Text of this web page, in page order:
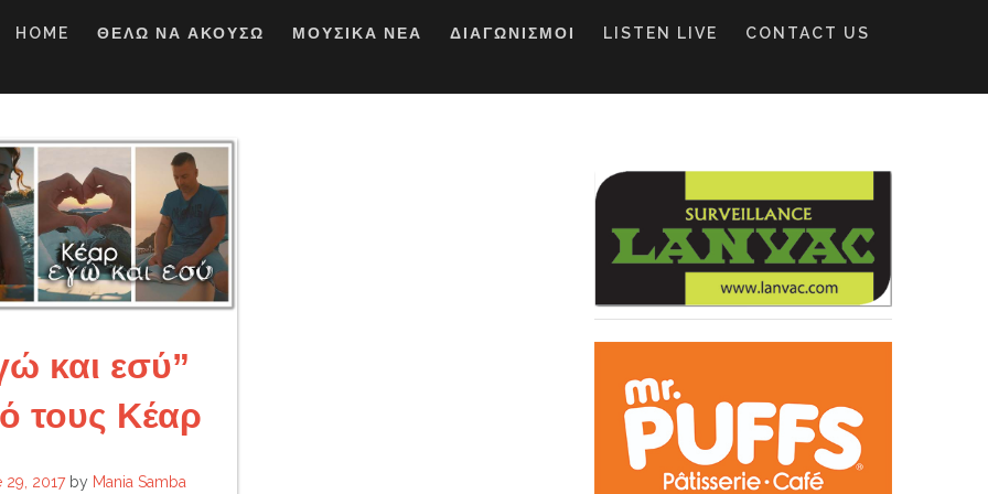
HOME ΘΕΛΩ ΝΑ ΑΚΟΥΣΩ ΜΟΥΣΙΚΑ ΝΕΑ ΔΙΑΓΩΝΙΣΜΟΙ LISTEN LIVE CONTACT US
και εσύ”
τους Κέαρ
29, 2017by Mania Samba